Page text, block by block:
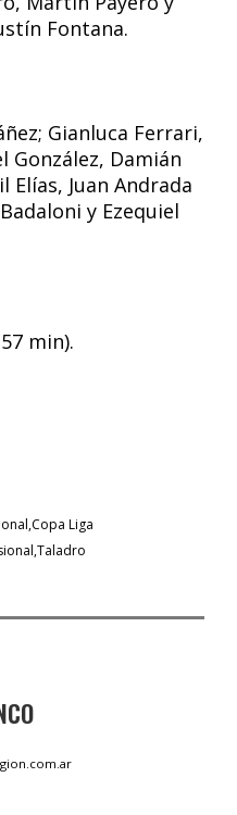
Fontana.
Gianluca Ferrari,
González, Damián
Elías, Juan Andrada
y Ezequiel
min).
Copa Liga
Taladro